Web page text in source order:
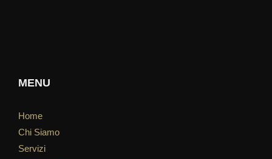
MENU
Home
Chi Siamo
Servizi